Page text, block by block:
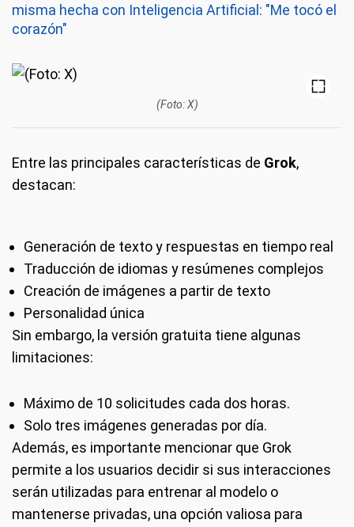
misma hecha con Inteligencia Artificial: "Me tocó el
corazón"
(Foto: X)
Entre las principales características de Grok,
destacan:
Generación de texto y respuestas en tiempo real
Traducción de idiomas y resúmenes complejos
Creación de imágenes a partir de texto
Personalidad única
Sin embargo, la versión gratuita tiene algunas
limitaciones:
Máximo de 10 solicitudes cada dos horas.
Solo tres imágenes generadas por día.
Además, es importante mencionar que Grok
permite a los usuarios decidir si sus interacciones
serán utilizadas para entrenar al modelo o
mantenerse privadas, una opción valiosa para